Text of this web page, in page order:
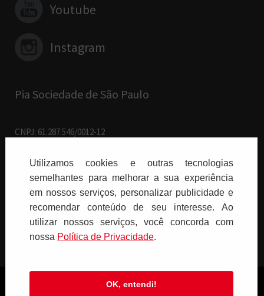
Youtube
Instagram
Pia Sociedade de São Paulo
CNPJ: 61.287.546/0012-12
Vila Mariana - São Paulo/SP
Paulus Editora pelo mundo:
Brasil
Copyright © 2026 PIA SOCIEDADE DE SÃO PAULO - Todos os direitos
Utilizamos cookies e outras tecnologias
semelhantes para melhorar a sua experiência
em nossos serviços, personalizar publicidade e
recomendar conteúdo de seu interesse. Ao
utilizar nossos serviços, você concorda com
nossa Polí­tica de Privacidade.
OK, entendi!